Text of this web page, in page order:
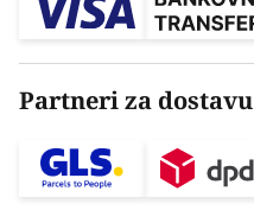
Partneri za dostavu